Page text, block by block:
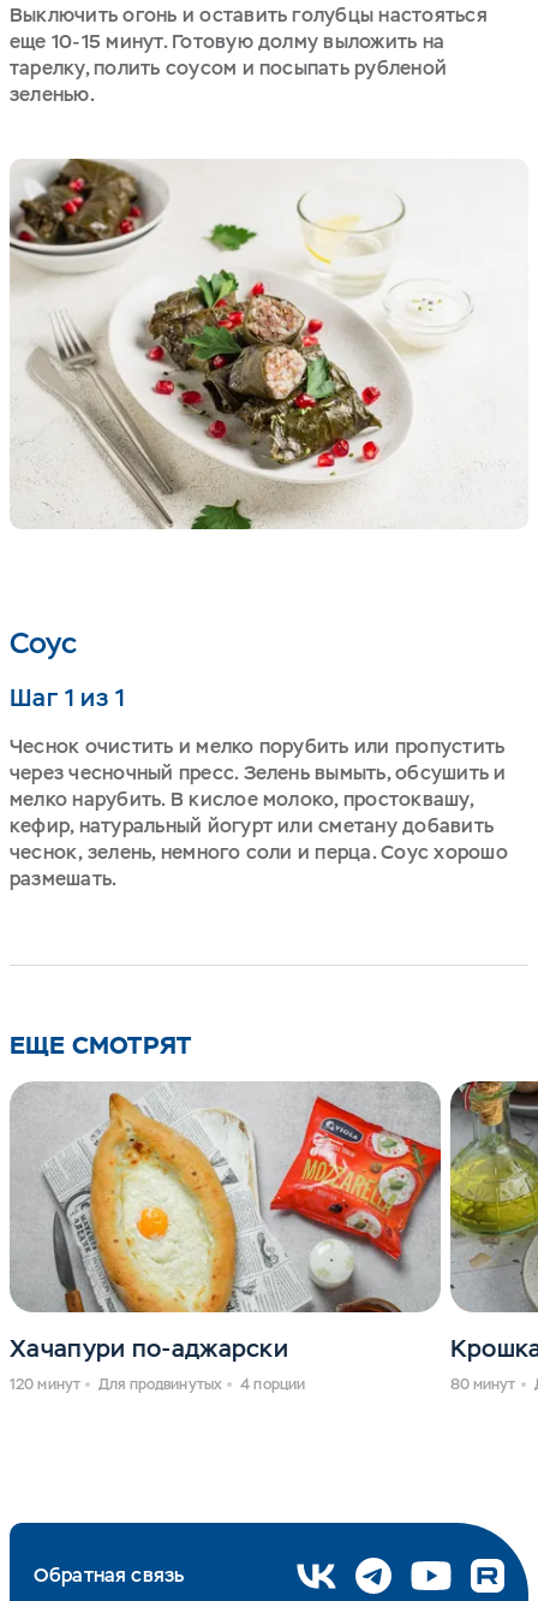
Выключить огонь и оставить голубцы настояться
еще 10-15 минут. Готовую долму выложить на
тарелку, полить соусом и посыпать рубленой
зеленью.
Соус
Шаг 1 из 1
Чеснок очистить и мелко порубить или пропустить
через чесночный пресс. Зелень вымыть, обсушить и
мелко нарубить. В кислое молоко, простоквашу,
кефир, натуральный йогурт или сметану добавить
чеснок, зелень, немного соли и перца. Соус хорошо
размешать.
ЕЩЕ СМОТРЯТ
Хачапури по-аджарски
120 минут Для продвинутых 4 порции 80 минут
Обратная связь